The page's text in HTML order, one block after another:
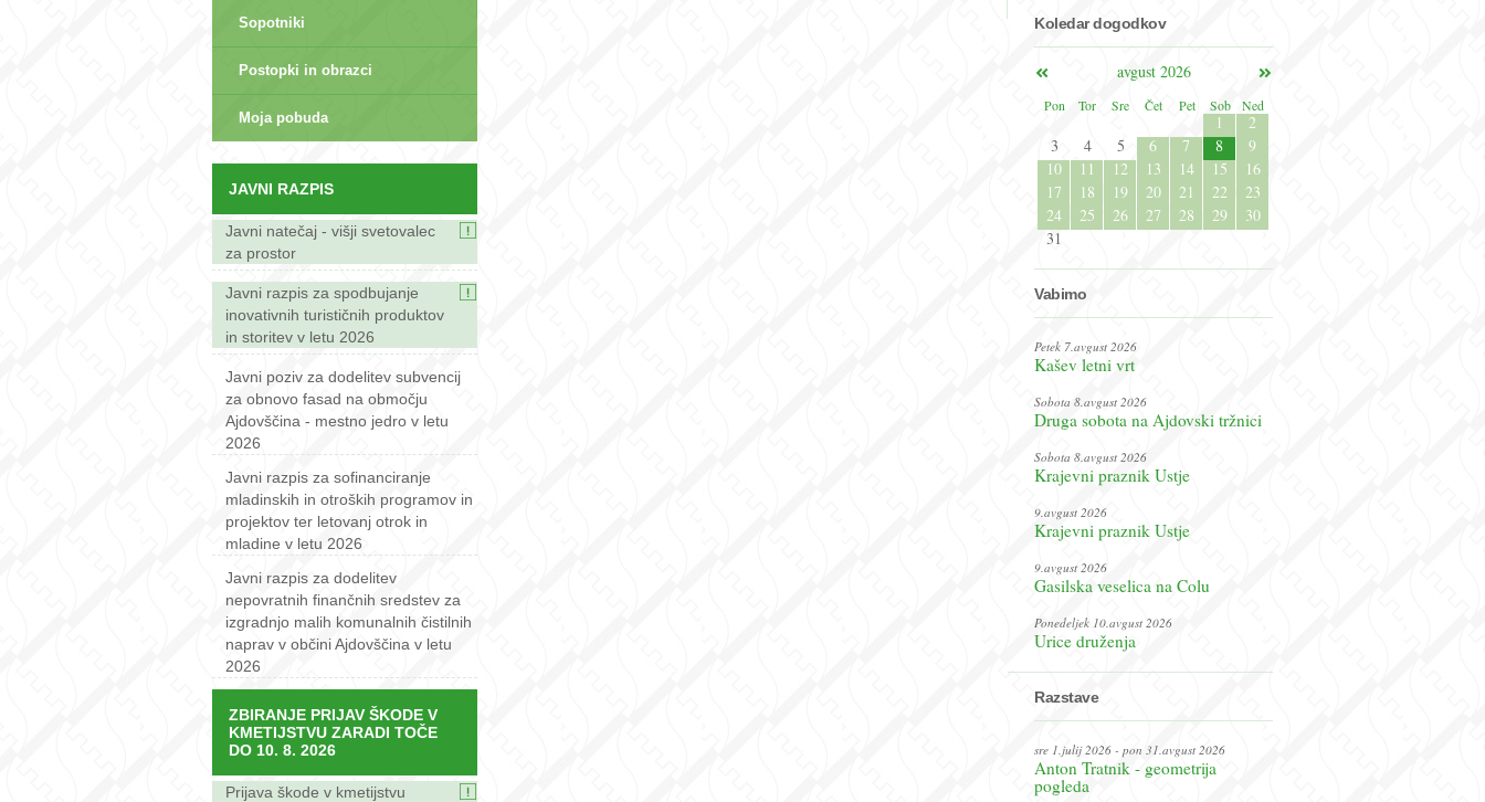
Sopotniki
Postopki in obrazci
Moja pobuda
JAVNI RAZPIS
Javni natečaj - višji svetovalec
za prostor
Javni razpis za spodbujanje
inovativnih turističnih produktov
in storitev v letu 2026
Javni poziv za dodelitev subvencij
za obnovo fasad na območju
Ajdovščina - mestno jedro v letu
2026
Javni razpis za sofinanciranje
mladinskih in otroških programov in
projektov ter letovanj otrok in
mladine v letu 2026
Javni razpis za dodelitev
nepovratnih finančnih sredstev za
izgradnjo malih komunalnih čistilnih
naprav v občini Ajdovščina v letu
2026
ZBIRANJE PRIJAV ŠKODE V
KMETIJSTVU ZARADI TOČE
DO 10. 8. 2026
Prijava škode v kmetijstvu
Koledar dogodkov
avgust 2026
Pon
Tor Sre Čet Pet Sob Ned
1
2
3
4 5 6 7 8
9
10
11 12 13 14 15
16
17
18 19 20 21 22
23
24
25 26 27 28 29
30
31
Vabimo
Petek 7.avgust 2026
Kašev letni vrt
Sobota 8.avgust 2026
Druga sobota na Ajdovski tržnici
Sobota 8.avgust 2026
Krajevni praznik Ustje
9.avgust 2026
Krajevni praznik Ustje
9.avgust 2026
Gasilska veselica na Colu
Ponedeljek 10.avgust 2026
Urice druženja
Razstave
sre 1.julij 2026 - pon 31.avgust 2026
Anton Tratnik - geometrija
pogleda